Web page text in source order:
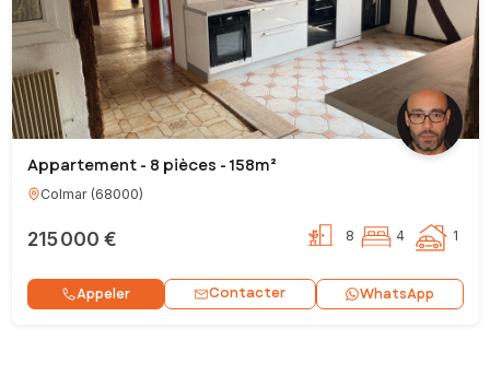
Appartement - 8 pièces - 158m²
Colmar(68000)
215 000 € 8 4 1
Appeler Contacter WhatsApp